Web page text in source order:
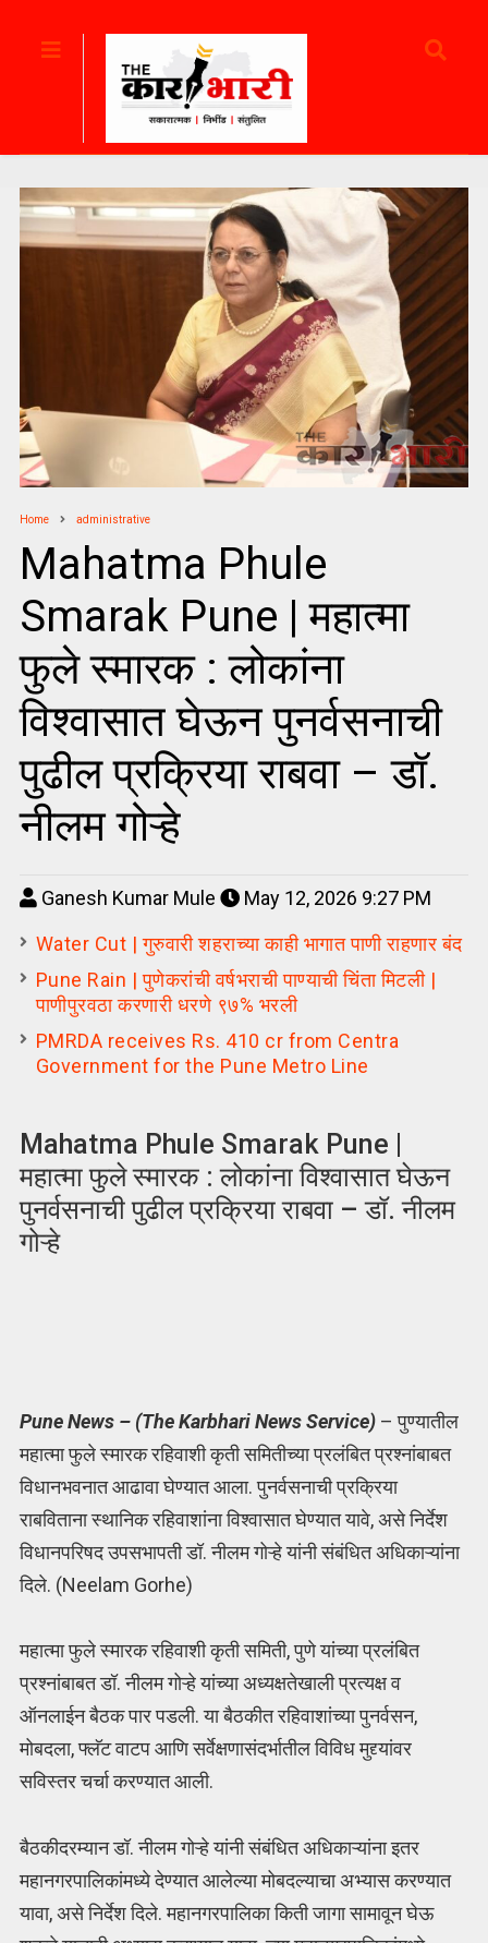
Home administrative
Mahatma Phule
Smarak Pune | महात्मा
फुले स्मारक : लोकांना
विश्वासात घेऊन पुनर्वसनाची
पुढील प्रक्रिया राबवा – डॉ.
नीलम गोऱ्हे
Ganesh Kumar Mule
May 12, 2026 9:27 PM
Water Cut | गुरुवारी शहराच्या काही भागात पाणी राहणार बंद
Pune Rain | पुणेकरांची वर्षभराची पाण्याची चिंता मिटली |
पाणीपुरवठा करणारी धरणे ९७% भरली
PMRDA receives Rs. 410 cr from Centra
Government for the Pune Metro Line
Mahatma Phule Smarak Pune |
महात्मा फुले स्मारक : लोकांना विश्वासात घेऊन
पुनर्वसनाची पुढील प्रक्रिया राबवा – डॉ. नीलम
गोऱ्हे
Pune News – (The Karbhari News Service)– पुण्यातील
महात्मा फुले स्मारक रहिवाशी कृती समितीच्या प्रलंबित प्रश्नांबाबत
विधानभवनात आढावा घेण्यात आला. पुनर्वसनाची प्रक्रिया
राबविताना स्थानिक रहिवाशांना विश्वासात घेण्यात यावे, असे निर्देश
विधानपरिषद उपसभापती डॉ. नीलम गोऱ्हे यांनी संबंधित अधिकाऱ्यांना
दिले. (Neelam Gorhe)
महात्मा फुले स्मारक रहिवाशी कृती समिती, पुणे यांच्या प्रलंबित
प्रश्नांबाबत डॉ. नीलम गोऱ्हे यांच्या अध्यक्षतेखाली प्रत्यक्ष व
ऑनलाईन बैठक पार पडली. या बैठकीत रहिवाशांच्या पुनर्वसन,
मोबदला, फ्लॅट वाटप आणि सर्वेक्षणासंदर्भातील विविध मुद्द्यांवर
सविस्तर चर्चा करण्यात आली.
बैठकीदरम्यान डॉ. नीलम गोऱ्हे यांनी संबंधित अधिकाऱ्यांना इतर
महानगरपालिकांमध्ये देण्यात आलेल्या मोबदल्याचा अभ्यास करण्यात
यावा, असे निर्देश दिले. महानगरपालिका किती जागा सामावून घेऊ